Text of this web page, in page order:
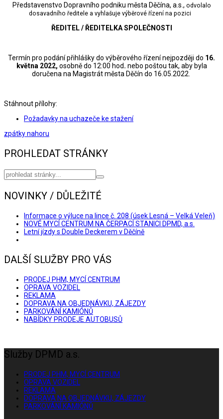
Představenstvo Dopravního podniku města Děčína, a.s., odvolalo
dosavadního ředitele a vyhlašuje výběrové řízení na pozici
ŘEDITEL / ŘEDITELKA SPOLEČNOSTI
Termín pro podání přihlášky do výběrového řízení nejpozději do 16.
května 2022, osobně do 12:00 hod. nebo poštou tak, aby byla
doručena na Magistrát města Děčín do 16.05.2022.
Stáhnout přílohy:
Požadavky na uchazeče ke stažení
zpátky nahoru
PROHLEDAT STRÁNKY
NOVINKY / DŮLEŽITÉ
Informace o výluce na lince č. 208 (úsek Lesná – Velká Veleň)
NOVÉ MYCÍ CENTRUM NA ČERPACÍ STANICI DPMD, a.s.
Letní jízdy s Double Deckerem v Děčíně
DALŠÍ SLUŽBY PRO VÁS
PRODEJ PHM, MYCÍ CENTRUM
OPRAVA VOZIDEL
REKLAMA
DOPRAVA NA OBJEDNÁVKU, ZÁJEZDY
PARKOVÁNÍ KAMIÓNŮ
NABÍDKY PRODEJE AUTOBUSŮ
Služby DPMD a.s.
PRODEJ PHM, MYCÍ CENTRUM
OPRAVA VOZIDEL
REKLAMA
DOPRAVA NA OBJEDNÁVKU, ZÁJEZDY
PARKOVÁNÍ KAMIÓNŮ